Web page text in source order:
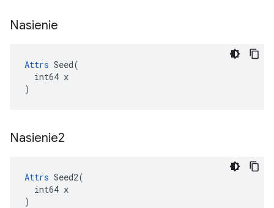
Nasienie
Attrs Seed(
  int64 x
)
Nasienie2
Attrs Seed2(
  int64 x
)